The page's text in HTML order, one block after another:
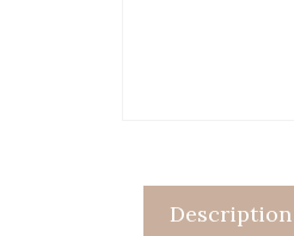
Description